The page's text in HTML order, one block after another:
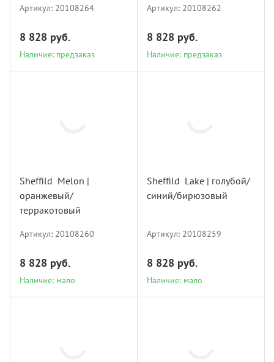
Артикул: 20108264
8 828 руб.
Наличие: предзаказ
Артикул: 20108262
8 828 руб.
Наличие: предзаказ
Sheffild Melon |
оранжевый/
терракотовый
Артикул: 20108260
8 828 руб.
Наличие: мало
Наличие: мало
Sheffild Lake | голубой/
синий/бирюзовый
Артикул: 20108259
8 828 руб.
Наличие: мало
Наличие: мало